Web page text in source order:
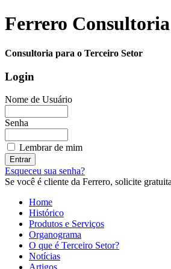
Ferrero Consultoria
Consultoria para o Terceiro Setor
Login
Nome de Usuário
Senha
Lembrar de mim
Esqueceu sua senha?
Se você é cliente da Ferrero, solicite
Home
Histórico
Produtos e Serviços
Organograma
O que é Terceiro Setor?
Notícias